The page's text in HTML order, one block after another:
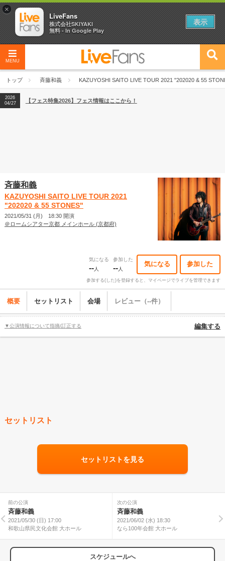
MENU
トップ 斉藤和義 KAZUYOSHI SAITO LIVE TOUR 2021 "202020 & 55
2026
04/27
2026
【ライブ動員ランキング】2026年上半期編発表！
2026
04/27
【フェス特集2026】フェス情報はここから！
斉藤和義
KAZUYOSHI SAITO LIVE TOUR 2021
"202020 & 55 STONES"
2021/05/31 (月) 18:30 開演
＠ロームシアター京都 メインホール (京都府)
気になる
--人
参加した
--人
気になる 参加した
参加する(した)を登録すると、マイページでライブを管理できます
概要 セットリスト 会場 レビュー（--件）
▼公演情報について指摘/訂正する 編集する
セットリスト
セットリストを見る
前の公演
斉藤和義
2021/05/30 (日) 17:00
和歌山県民文化会館 大ホール
次の公演
斉藤和義
2021/06/02 (水) 18:30
なら100年会館 大ホール
スケジュールへ
×
LiveFans
株式会社SKIYAKI
無料 - In Google Play
表示